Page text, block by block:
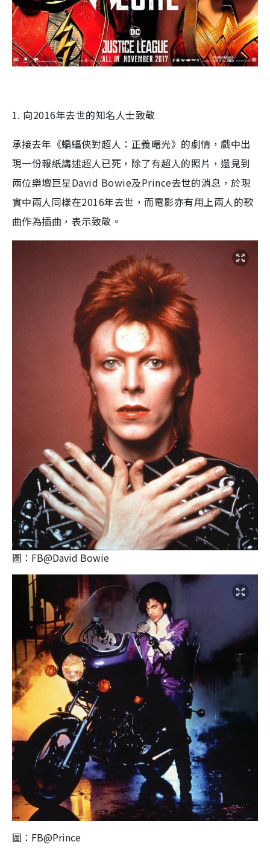
1. 向2016年去世的知名人士致敬
承接去年《蝙蝠俠對超人：正義曙光》的劇情，戲中出
現一份報紙講述超人已死，除了有超人的照片，還見到
兩位樂壇巨星David Bowie及Prince去世的消息，於現
實中兩人同樣在2016年去世，而電影亦有用上兩人的歌
曲作為插曲，表示致敬。
圖：FB@David Bowie
圖：FB@Prince